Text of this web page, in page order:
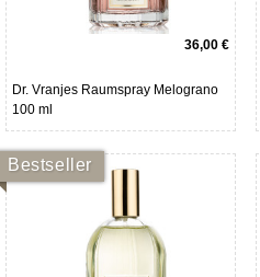
36,00 €
Dr. Vranjes Raumspray Melograno
100 ml
Bestseller